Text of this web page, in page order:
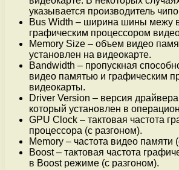
указывается производитель
Bus Width – ширина шины межу
графическим процессором
Memory Size – объем видео
установлен на видеокарте.
Bandwidth – пропускная
видео памятью и графическим
видеокарты.
Driver Version – версия
который установлен в
GPU Clock – тактовая частота
процессора (с разгоном).
Memory – частота видео памяти
Boost – тактовая частота
в Boost режиме (с разгоном).